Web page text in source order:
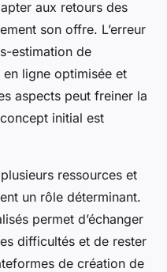
aux retours des
son offre. L’erreur
estimation de
en ligne optimisée et
aspects peut freiner la
initial est
ressources et
un rôle déterminant.
permet d’échanger
difficultés et de rester
de création de